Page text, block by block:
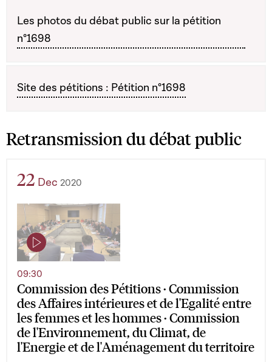
Les photos du débat public sur la pétition
n°1698
Site des pétitions : Pétition n°1698
Retransmission du débat public
22 Dec 2020
Commission des Pétitions · Commission
des Affaires intérieures et de l'Egalité entre
les femmes et les hommes · Commission
de l'Environnement, du Climat, de
l'Energie et de l'Aménagement du territoire
09:30